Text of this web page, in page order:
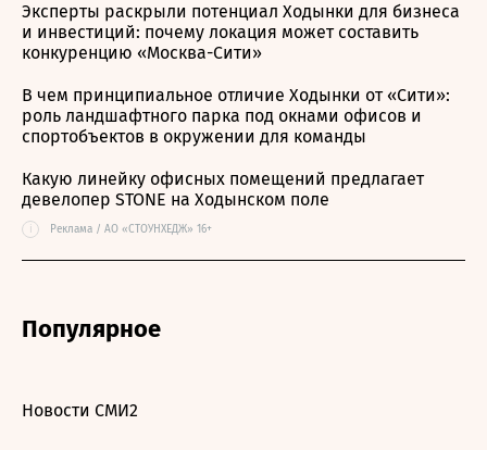
Эксперты раскрыли потенциал Ходынки для бизнеса
и инвестиций: почему локация может составить
конкуренцию «Москва-Сити»
В чем принципиальное отличие Ходынки от «Сити»:
роль ландшафтного парка под окнами офисов и
спортобъектов в окружении для команды
Какую линейку офисных помещений предлагает
девелопер STONE на Ходынском поле
i Реклама / АО «СТОУНХЕДЖ» 16+
Популярное
Новости СМИ2